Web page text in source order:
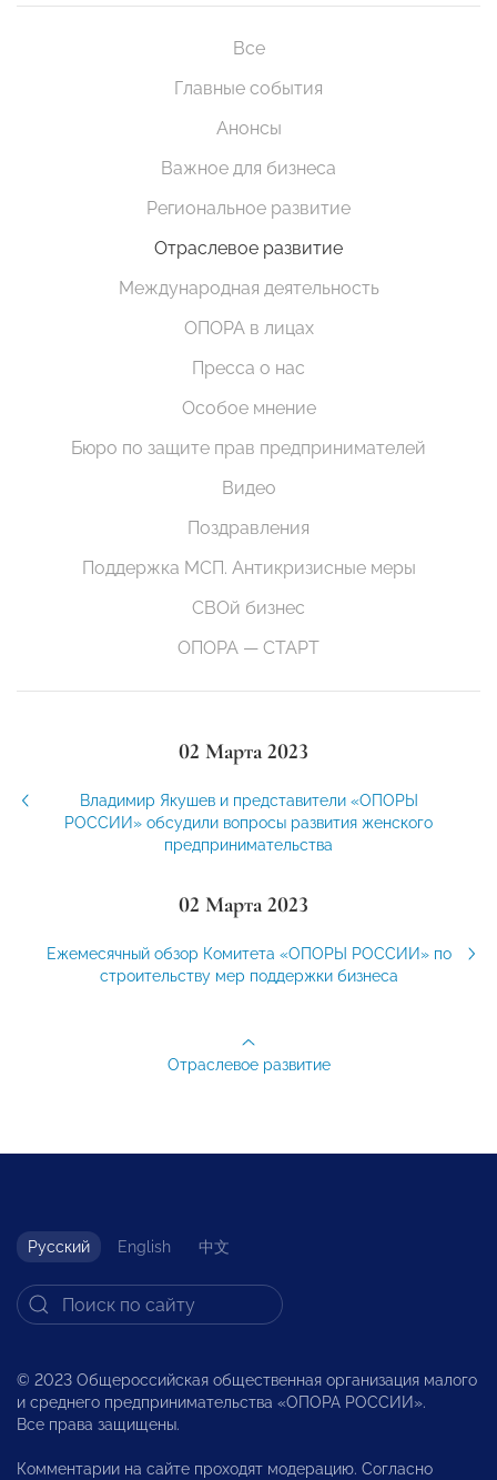
Все
Главные события
Анонсы
Важное для бизнеса
Региональное развитие
Отраслевое развитие
Международная деятельность
ОПОРА в лицах
Пресса о нас
Особое мнение
Бюро по защите прав предпринимателей
Видео
Поздравления
Поддержка МСП. Антикризисные меры
СВОй бизнес
ОПОРА — СТАРТ
02 Марта 2023
Владимир Якушев и представители «ОПОРЫ
РОССИИ» обсудили вопросы развития женского
предпринимательства
02 Марта 2023
Ежемесячный обзор Комитета «ОПОРЫ РОССИИ» по
строительству мер поддержки бизнеса
Отраслевое развитие
Русский English 中文
© 2023 Общероссийская общественная организация малого
и среднего предпринимательства «ОПОРА РОССИИ».
Все права защищены.
Комментарии на сайте проходят модерацию. Согласно